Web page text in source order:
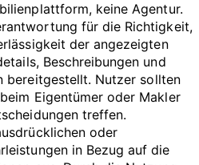
keine Agentur.
für die Richtigkeit,
der angezeigten
Beschreibungen und
bereitgestellt. Nutzer sollten
Eigentümer oder Makler
treffen.
oder
in Bezug auf die